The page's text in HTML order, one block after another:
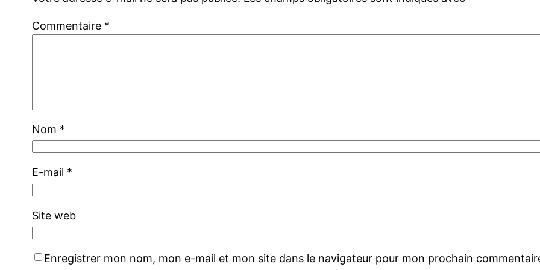
Commentaire *
Nom *
E-mail *
Site web
Enregistrer mon nom, mon e-mail et mon site dans le navigateur pour mon prochain